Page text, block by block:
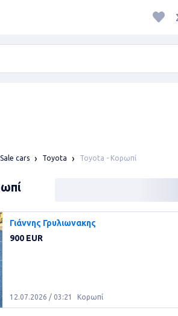
Sale cars Toyota Toyota - Κορωπί
Γιάννης Γρυλιωνακης
900 EUR
12.07.2026 / 03:21 Κορωπί